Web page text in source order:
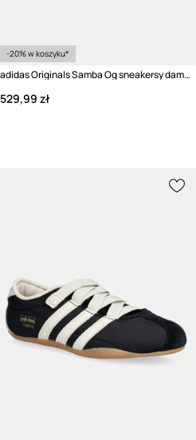
-20% w koszyku*
adidas Originals Samba Og sneakersy damskie
529,99 zł